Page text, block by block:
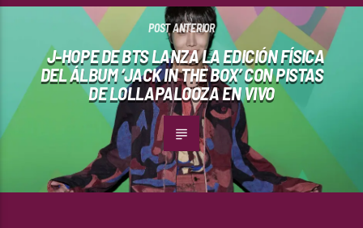
POST ANTERIOR
J-HOPE DE BTS LANZA LA EDICIÓN FÍSICA
DEL ÁLBUM ‘JACK IN THE BOX’ CON PISTAS
DE LOLLAPALOOZA EN VIVO